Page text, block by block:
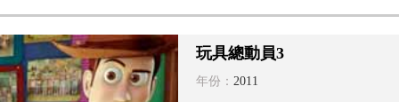
玩具總動員3
年份： 2011